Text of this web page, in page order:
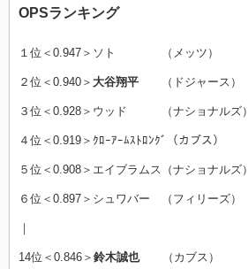
OPSランキング
１位＜0.947＞ソト （メッツ）
２位＜0.940＞ 大谷翔平 （ドジャース）
３位＜0.928＞ウッド （ナショナルズ）
４位＜0.919＞ｸﾛｰｱｰﾑｽﾄﾛﾝｸﾞ（カブス）
５位＜0.908＞エイブラムス（ナショナルズ）
６位＜0.897＞シュワバー （フィリーズ）
｜
14位＜0.846＞ 鈴木誠也（カブス）